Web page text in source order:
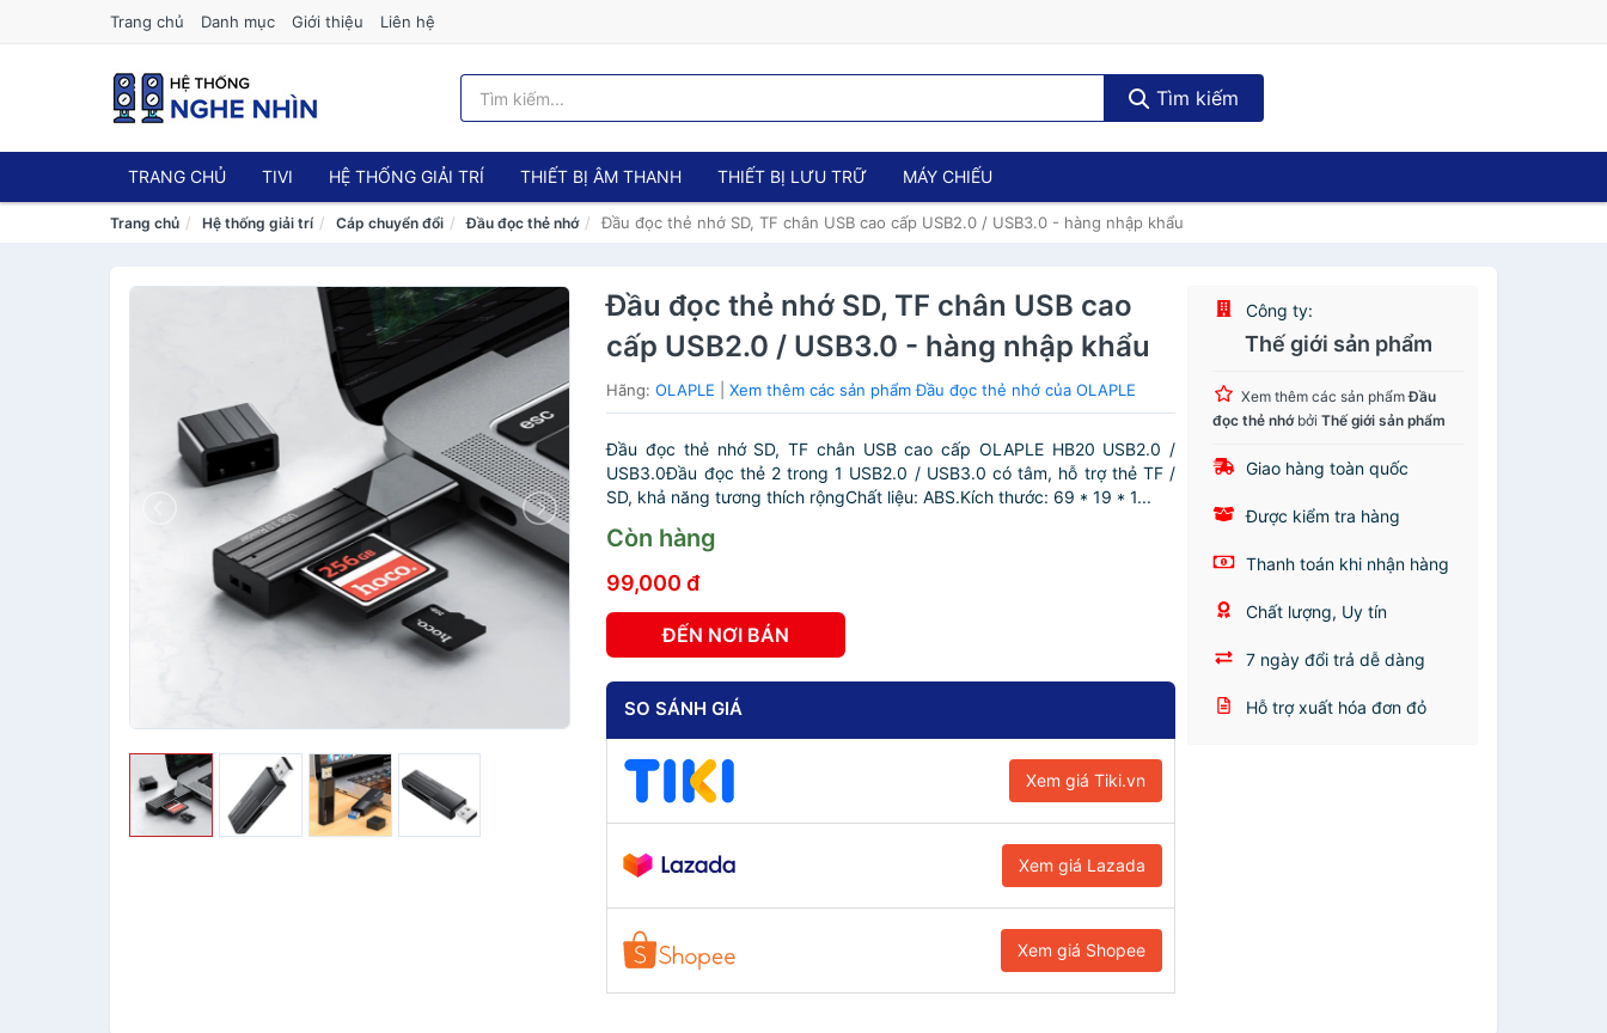
Trang chủ Danh mục Giới thiệu Liên hệ
Tìm kiếm
TRANG CHỦ TIVI HỆ THỐNG GIẢI TRÍ THIẾT BỊ ÂM THANH THIẾT BỊ LƯU TRỮ MÁY CHIẾU
Trang chủ Hệ thống giải trí Cáp chuyển đổi Đầu đọc thẻ nhớ Đầu đọc thẻ nhớ SD, TF chân USB cao cấp USB2.0 / USB3.0 - hàng nhập khẩu
Đầu đọc thẻ nhớ SD, TF chân USB cao
cấp USB2.0 / USB3.0 - hàng nhập khẩu
Hãng:OLAPLE |Xem thêm các sản phẩm Đầu đọc thẻ nhớ của OLAPLE
Đầu đọc thẻ nhớ SD, TF chân USB cao cấp OLAPLE HB20 USB2.0 /
USB3.0Đầu đọc thẻ 2 trong 1 USB2.0 / USB3.0 có tâm, hỗ trợ thẻ TF /
SD, khả năng tương thích rộngChất liệu: ABS.Kích thước: 69 * 19 * 1...
Còn hàng
99,000 đ
ĐẾN NƠI BÁN
SO SÁNH GIÁ
Xem giá Tiki.vn
Xem giá Lazada
Xem giá Shopee
Công ty:
Thế giới sản phẩm
Xem thêm các sản phẩmĐầu
đọc thẻ nhớbởiThế giới sản phẩm
Giao hàng toàn quốc
Được kiểm tra hàng
Thanh toán khi nhận hàng
Chất lượng, Uy tín
7 ngày đổi trả dễ dàng
Hỗ trợ xuất hóa đơn đỏ